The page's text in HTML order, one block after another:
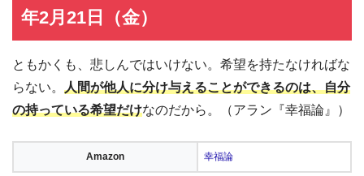
年2月21日（金）
ともかくも、悲しんではいけない。希望を持たなければな
らない。 人間が他人に分け与えることができるのは、自分
の持っている希望だけなのだから。（アラン『幸福論』）
Amazon 幸福論